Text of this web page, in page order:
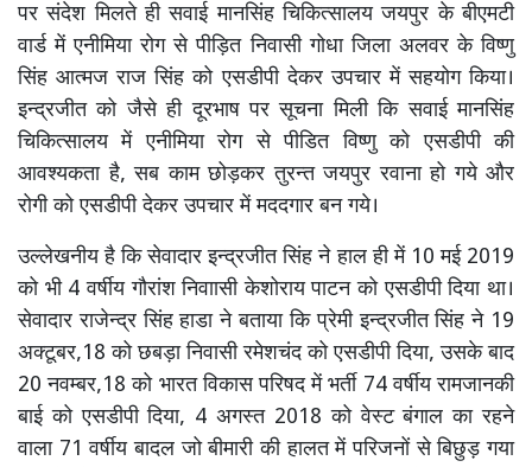
पर संदेश मिलते ही सवाई मानसिंह चिकित्सालय जयपुर के बीएमटी
वार्ड में एनीमिया रोग से पीड़ित निवासी गोधा जिला अलवर के विष्णु
सिंह आत्मज राज सिंह को एसडीपी देकर उपचार में सहयोग किया।
इन्द्रजीत को जैसे ही दूरभाष पर सूचना मिली कि सवाई मानसिंह
चिकित्सालय में एनीमिया रोग से पीडित विष्णु को एसडीपी की
आवश्यकता है, सब काम छोड़कर तुरन्त जयपुर रवाना हो गये और
रोगी को एसडीपी देकर उपचार में मददगार बन गये।
उल्लेखनीय है कि सेवादार इन्द्रजीत सिंह ने हाल ही में 10 मई 2019
को भी 4 वर्षीय गौरांश निवाासी केशोराय पाटन को एसडीपी दिया था।
सेवादार राजेन्द्र सिंह हाडा ने बताया कि प्रेमी इन्द्रजीत सिंह ने 19
अक्टूबर,18 को छबड़ा निवासी रमेशचंद को एसडीपी दिया, उसके बाद
20 नवम्बर,18 को भारत विकास परिषद में भर्ती 74 वर्षीय रामजानकी
बाई को एसडीपी दिया, 4 अगस्त 2018 को वेस्ट बंगाल का रहने
वाला 71 वर्षीय बादल जो बीमारी की हालत में परिजनों से बिछुड़ गया